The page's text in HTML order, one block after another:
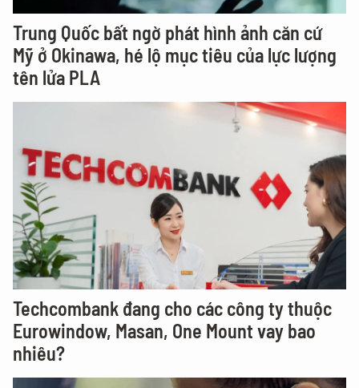
Trung Quốc bất ngờ phát hình ảnh căn cứ
Mỹ ở Okinawa, hé lộ mục tiêu của lực lượng
tên lửa PLA
Techcombank đang cho các công ty thuộc
Eurowindow, Masan, One Mount vay bao
nhiêu?